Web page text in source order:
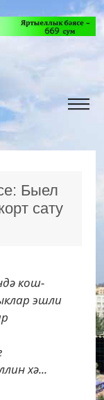
Быел
сату
кош-
эшли
хә...